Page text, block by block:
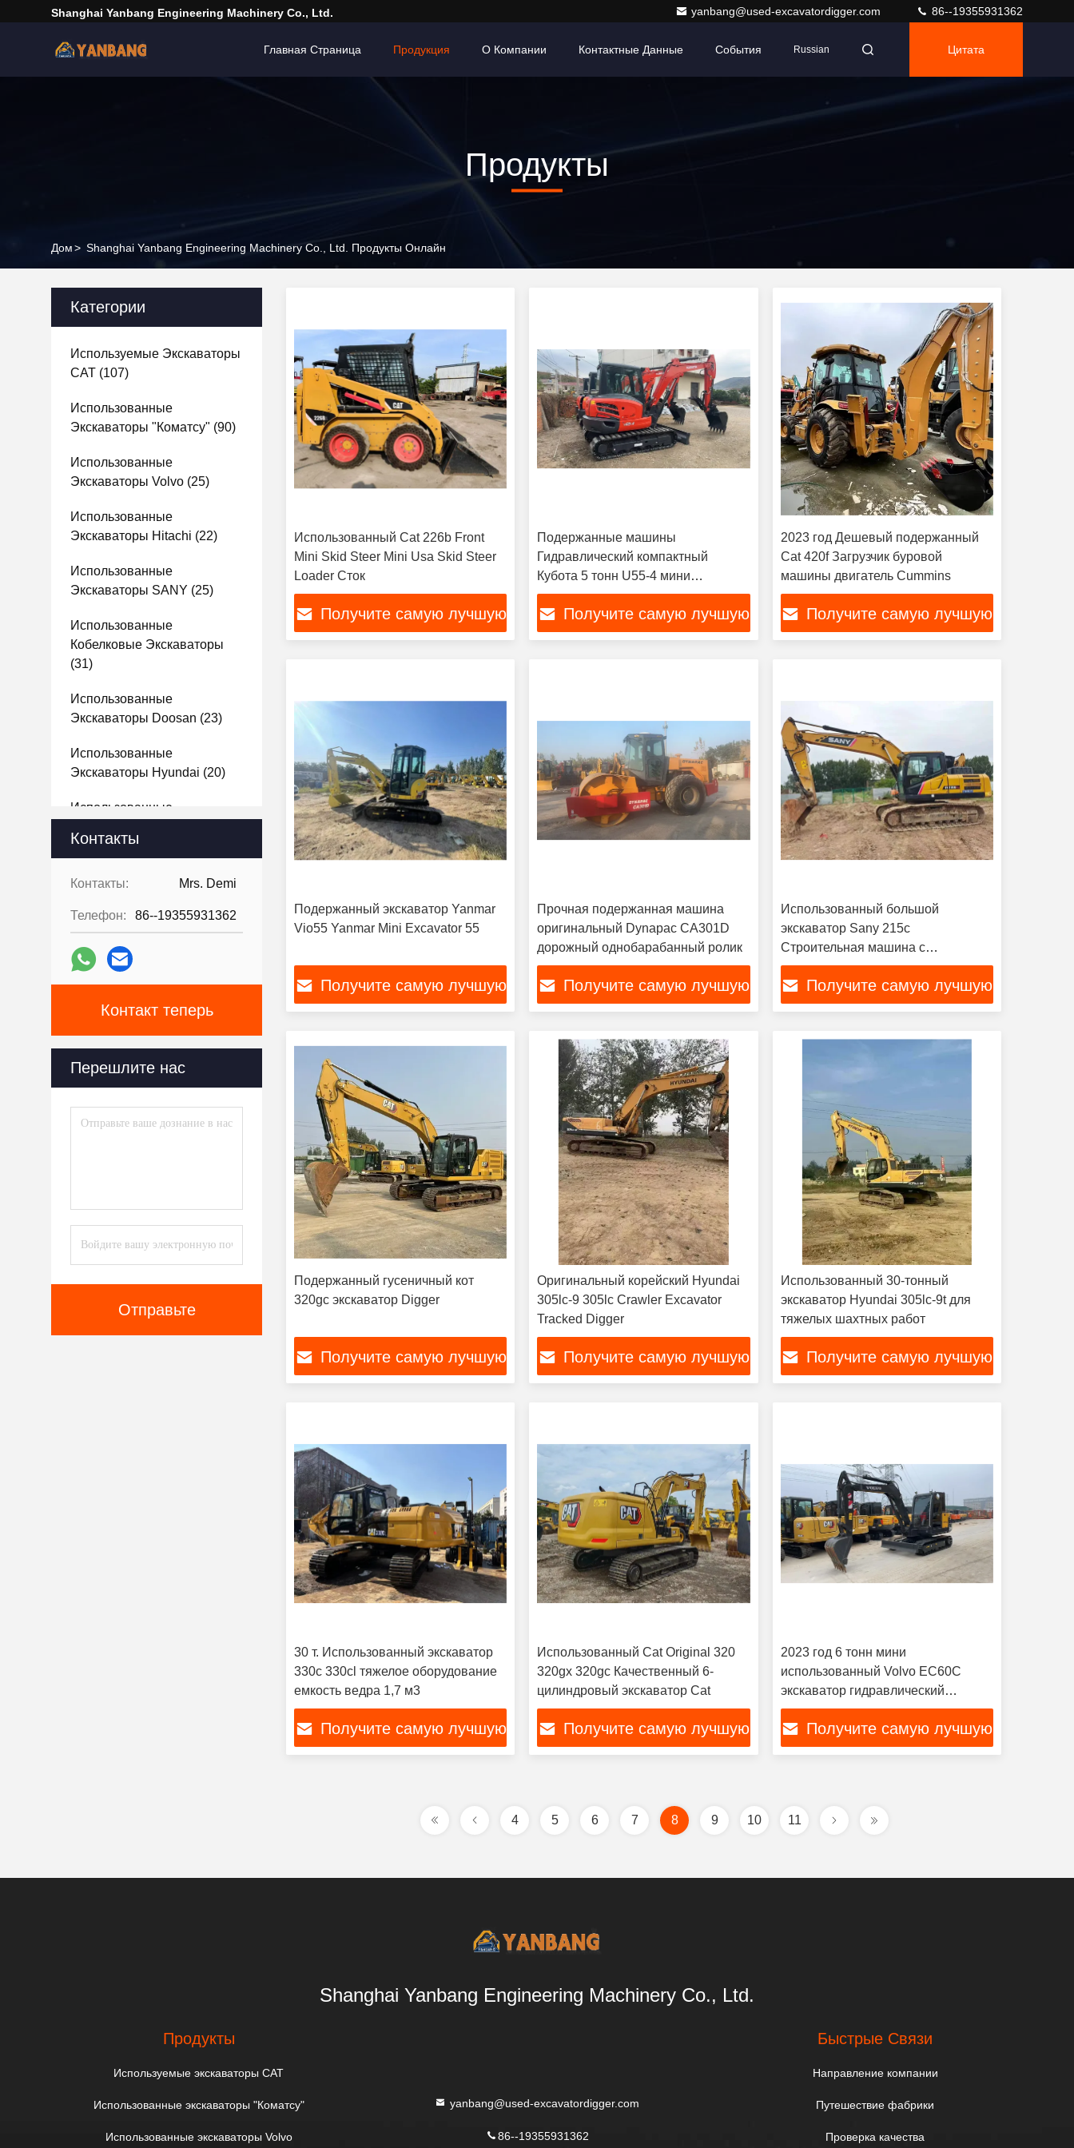
Shanghai Yanbang Engineering Machinery Co., Ltd. yanbang@used-excavatordigger.com 86--19355931362
Главная Страница Продукция О Компании Контактные Данные События Russian Цитата
Продукты
Дом> Shanghai Yanbang Engineering Machinery Co., Ltd. Продукты Онлайн
Категории
Используемые Экскаваторы
CAT (107)
Использованные
Экскаваторы "Коматсу" (90)
Использованные
Экскаваторы Volvo (25)
Использованные
Экскаваторы Hitachi (22)
Использованные
Экскаваторы SANY (25)
Использованные
Кобелковые Экскаваторы
(31)
Использованные
Экскаваторы Doosan (23)
Использованные
Экскаваторы Hyundai (20)
Использованные
Использованный Погрузчик
(12)
Используемый Бульдозер
(15)
Используемый Грейдер
Использованный Ролик
Контакты
Контакты: Mrs. Demi
Телефон: 86--19355931362
Контакт теперь
Перешлите нас
Отправьте
Использованный Cat 226b Front
Mini Skid Steer Mini Usa Skid Steer
Loader Сток
Получите самую лучшую
Подержанные машины
Гидравлический компактный
Кубота 5 тонн U55-4 мини
экскаватор
Получите самую лучшую
2023 год Дешевый подержанный
Cat 420f Загрузчик буровой
машины двигатель Cummins
Получите самую лучшую
Подержанный экскаватор Yanmar
Vio55 Yanmar Mini Excavator 55
Получите самую лучшую
Прочная подержанная машина
оригинальный Dynapac CA301D
дорожный однобарабанный ролик
Получите самую лучшую
Использованный большой
экскаватор Sany 215c
Строительная машина с
небольшим рабочим временем
Получите самую лучшую
Подержанный гусеничный кот
320gc экскаватор Digger
Получите самую лучшую
Оригинальный корейский Hyundai
305lc-9 305lc Crawler Excavator
Tracked Digger
Получите самую лучшую
Использованный 30-тонный
экскаватор Hyundai 305lc-9t для
тяжелых шахтных работ
Получите самую лучшую
30 т. Использованный экскаватор
330c 330cl тяжелое оборудование
емкость ведра 1,7 м3
Получите самую лучшую
Использованный Cat Original 320
320gx 320gc Качественный 6-
цилиндровый экскаватор Cat
Получите самую лучшую
2023 год 6 тонн мини
использованный Volvo EC60C
экскаватор гидравлический
скакалка кавальщик
Получите самую лучшую
4 5 6 7 8 9 10 11
Shanghai Yanbang Engineering Machinery Co., Ltd.
Продукты
Используемые экскаваторы CAT
Использованные экскаваторы "Коматсу"
Использованные экскаваторы Volvo
yanbang@used-excavatordigger.com
86--19355931362
Быстрые Связи
Направление компании
Путешествие фабрики
Проверка качества